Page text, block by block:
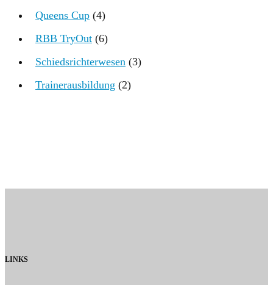
Queens Cup (4)
RBB TryOut (6)
Schiedsrichterwesen (3)
Trainerausbildung (2)
LINKS